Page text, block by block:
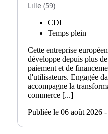
Lille (59)
CDI
Temps plein
Cette entreprise
développe depuis plus
paiement et de
d'utilisateurs. Engagée
accompagne la
commerce [...]
Publiée le 06 août 2026